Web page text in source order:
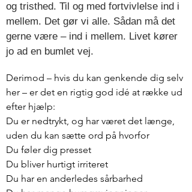
og tristhed. Til og med fortvivlelse ind i
mellem. Det gør vi alle. Sådan må det
gerne være – ind i mellem. Livet kører
jo ad en bumlet vej.
Derimod – hvis du kan genkende dig selv
her – er det en rigtig god idé at række ud
efter hjælp:
Du er nedtrykt, og har været det længe,
uden du kan sætte ord på hvorfor
Du føler dig presset
Du bliver hurtigt irriteret
Du har en anderledes sårbarhed